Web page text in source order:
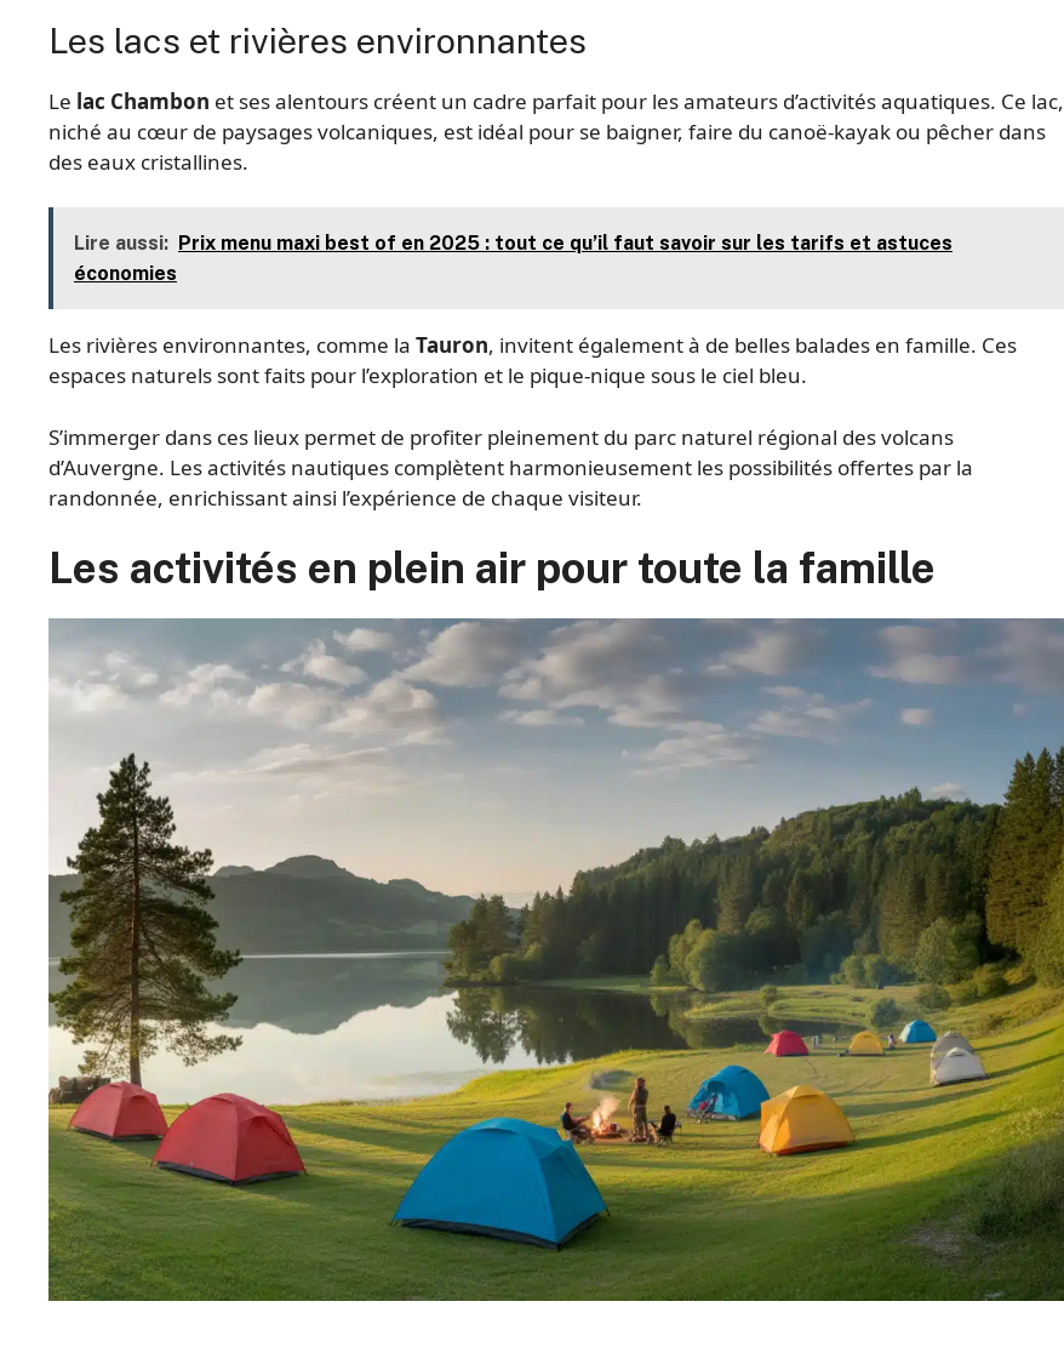
Les lacs et rivières environnantes
Le lac Chambon et ses alentours créent un cadre parfait pour les amateurs d’activités aquatiques. Ce lac,
niché au cœur de paysages volcaniques, est idéal pour se baigner, faire du canoë-kayak ou pêcher dans
des eaux cristallines.
Lire aussi: Prix menu maxi best of en 2025 : tout ce qu’il faut savoir sur les tarifs et astuces
économies
Les rivières environnantes, comme la Tauron, invitent également à de belles balades en famille. Ces
espaces naturels sont faits pour l’exploration et le pique-nique sous le ciel bleu.
S’immerger dans ces lieux permet de profiter pleinement du parc naturel régional des volcans
d’Auvergne. Les activités nautiques complètent harmonieusement les possibilités offertes par la
randonnée, enrichissant ainsi l’expérience de chaque visiteur.
Les activités en plein air pour toute la famille